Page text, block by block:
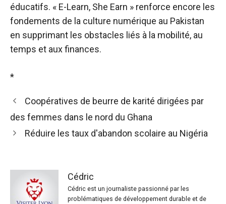
éducatifs. « E-Learn, She Earn » renforce encore les
fondements de la culture numérique au Pakistan
en supprimant les obstacles liés à la mobilité, au
temps et aux finances.
*
Coopératives de beurre de karité dirigées par
des femmes dans le nord du Ghana
Réduire les taux d'abandon scolaire au Nigéria
Cédric
Cédric est un journaliste passionné par les
problématiques de développement durable et de